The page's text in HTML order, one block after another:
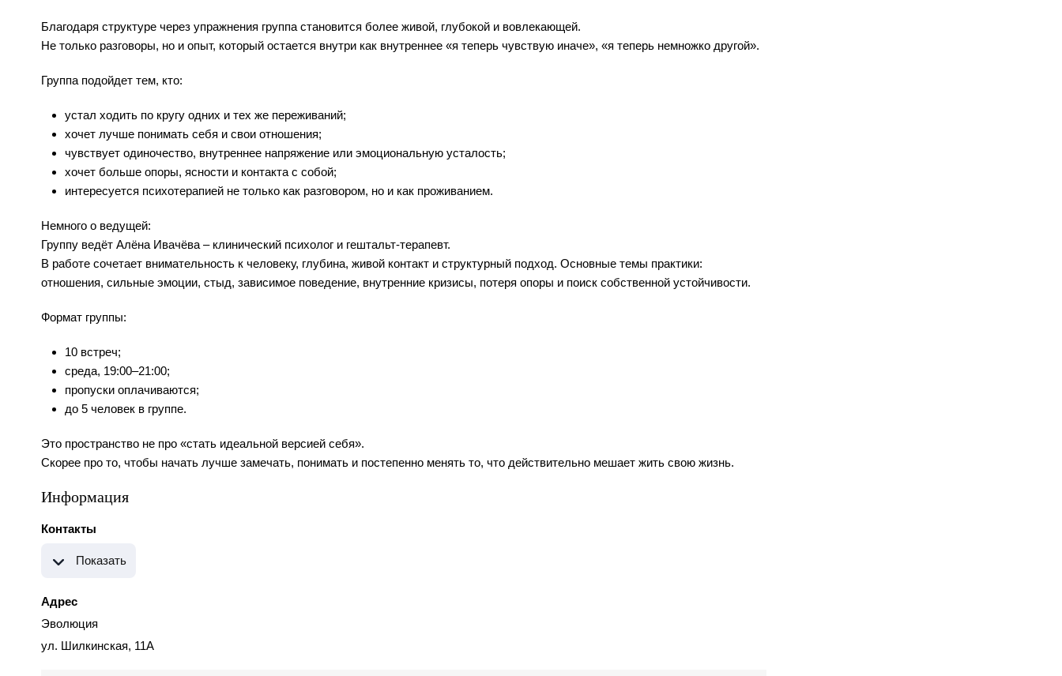
Благодаря структуре через упражнения группа становится более живой, глубокой и вовлекающей.
Не только разговоры, но и опыт, который остается внутри как внутреннее «я теперь чувствую иначе», «я теперь немножко другой».
Группа подойдет тем, кто:
устал ходить по кругу одних и тех же переживаний;
хочет лучше понимать себя и свои отношения;
чувствует одиночество, внутреннее напряжение или эмоциональную усталость;
хочет больше опоры, ясности и контакта с собой;
интересуется психотерапией не только как разговором, но и как проживанием.
Немного о ведущей:
Группу ведёт Алёна Ивачёва – клинический психолог и гештальт-терапевт.
В работе сочетает внимательность к человеку, глубина, живой контакт и структурный подход. Основные темы практики:
отношения, сильные эмоции, стыд, зависимое поведение, внутренние кризисы, потеря опоры и поиск собственной устойчивости.
Формат группы:
10 встреч;
среда, 19:00–21:00;
пропуски оплачиваются;
до 5 человек в группе.
Это пространство не про «стать идеальной версией себя».
Скорее про то, чтобы начать лучше замечать, понимать и постепенно менять то, что действительно мешает жить свою жизнь.
Информация
Контакты
Показать
Адрес
Эволюция
ул. Шилкинская, 11А